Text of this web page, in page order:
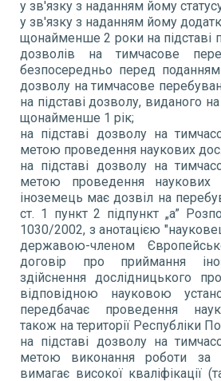
у зв'язку з наданням йому
у зв'язку з наданням йому
щонайменше 2 роки на підставі
дозволів на тимчасове
безпосередньо перед
дозволу на тимчасове
на підставі дозволу, виданого
щонайменше 1 рік;
на підставі дозволу на
метою проведення наукових
на підставі дозволу на
метою проведення наукових
іноземець має дозвіл на
ст. 1 пункт 2 підпункт „a”
1030/2002, з анотацією
державою-членом
договір про приймання
здійснення дослідницького
відповідною науковою
передбачає проведення
також на території Республіки
на підставі дозволу на
метою виконання роботи за
вимагає високої кваліфікації